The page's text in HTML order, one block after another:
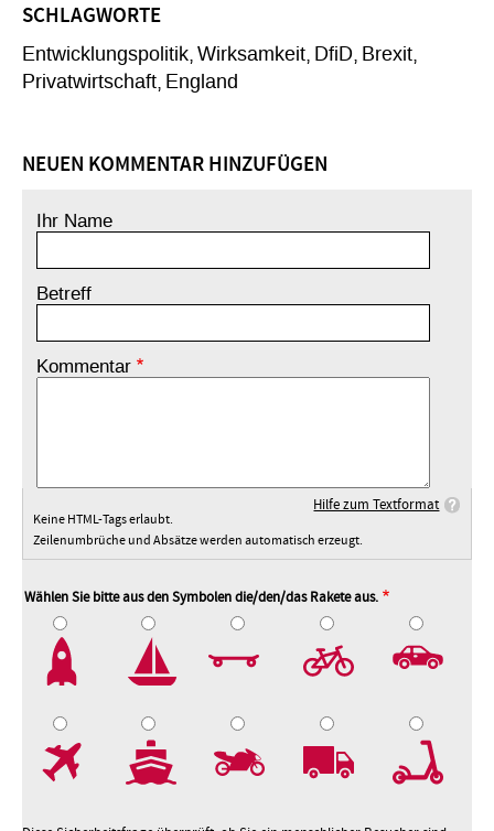
SCHLAGWORTE
Entwicklungspolitik Wirksamkeit DfiD Brexit
Privatwirtschaft England
NEUEN KOMMENTAR HINZUFÜGEN
Ihr Name
Betreff
Kommentar
Hilfe zum Textformat
Keine HTML-Tags erlaubt.
Zeilenumbrüche und Absätze werden automatisch erzeugt.
Wählen Sie bitte aus den Symbolen die/den/das Rakete aus.